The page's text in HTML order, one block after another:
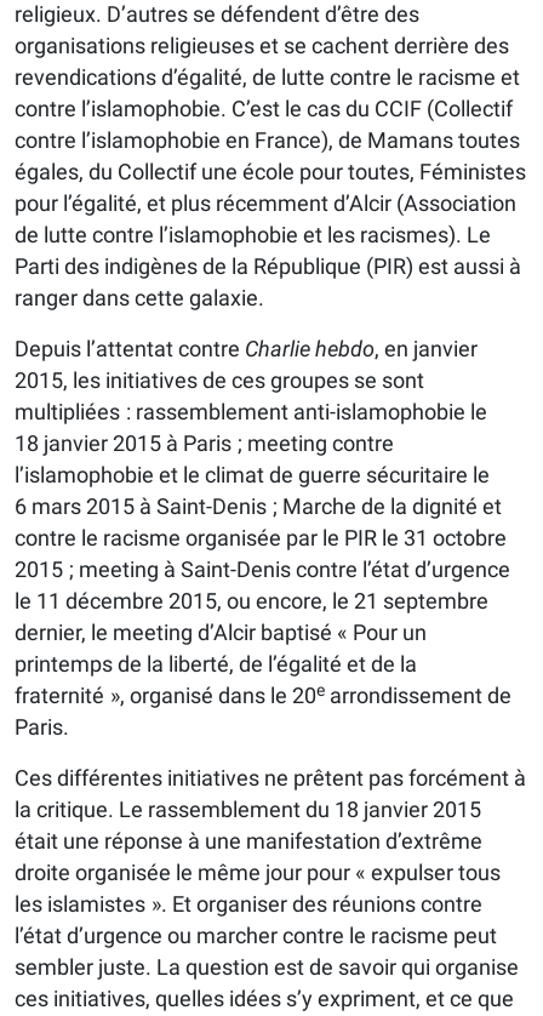
religieux. D’autres se défendent d’être des
organisations religieuses et se cachent derrière des
revendications d’égalité, de lutte contre le racisme et
contre l’islamophobie. C’est le cas du CCIF (Collectif
contre l’islamophobie en France), de Mamans toutes
égales, du Collectif une école pour toutes, Féministes
pour l’égalité, et plus récemment d’Alcir (Association
de lutte contre l’islamophobie et les racismes). Le
Parti des indigènes de la République (PIR) est aussi à
ranger dans cette galaxie.
Depuis l’attentat contre Charlie hebdo, en janvier
2015, les initiatives de ces groupes se sont
multipliées : rassemblement anti-islamophobie le
18 janvier 2015 à Paris ; meeting contre
l’islamophobie et le climat de guerre sécuritaire le
6 mars 2015 à Saint-Denis ; Marche de la dignité et
contre le racisme organisée par le PIR le 31 octobre
2015 ; meeting à Saint-Denis contre l’état d’urgence
le 11 décembre 2015, ou encore, le 21 septembre
dernier, le meeting d’Alcir baptisé « Pour un
printemps de la liberté, de l’égalité et de la
fraternité », organisé dans le 20e arrondissement de
Paris.
Ces différentes initiatives ne prêtent pas forcément à
la critique. Le rassemblement du 18 janvier 2015
était une réponse à une manifestation d’extrême
droite organisée le même jour pour « expulser tous
les islamistes ». Et organiser des réunions contre
l’état d’urgence ou marcher contre le racisme peut
sembler juste. La question est de savoir qui organise
ces initiatives, quelles idées s’y expriment, et ce que